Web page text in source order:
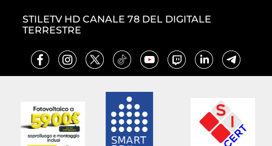
STILETV HD CANALE 78 DEL DIGITALE
TERRESTRE